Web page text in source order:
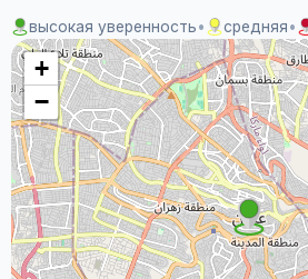
высокая уверенность• средняя•
+
−